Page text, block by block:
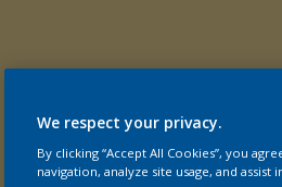
We respect your privacy.
By clicking “Accept All Cookies”, you
navigation, analyze site usage, and